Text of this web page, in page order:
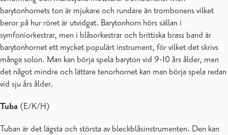
barytonhornets ton är mjukare och rundare än trombonens vilket
beror på hur röret är utvidgat. Barytonhorn hörs sällan i
symfoniorkestrar, men i blåsorkestrar och brittiska brass band är
barytonhornet ett mycket populärt instrument, för vilket det skrivs
många solon. Man kan börja spela baryton vid 9-10 års ålder, men
det något mindre och lättare tenorhornet kan man börja spela redan
vid sju års ålder.
Tuba (E/K/H)
Tuban är det lägsta och största av bleckblåsinstrumenten. Den kan